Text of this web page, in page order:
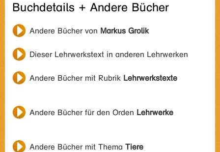
Buchdetails + Andere Bücher
Andere Bücher von Markus Grolik
Dieser Lehrwerkstext in anderen Lehrwerken
Andere Bücher mit Rubrik Lehrwerkstexte
Andere Bücher für den Orden Lehrwerke
Andere Bücher mit Thema Tiere